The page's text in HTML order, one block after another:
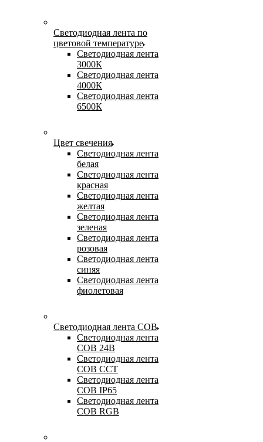
Светодиодная лента по
цветовой температуре
Светодиодная лента
3000К
Светодиодная лента
4000К
Светодиодная лента
6500К
Цвет свечения
Светодиодная лента
белая
Светодиодная лента
красная
Светодиодная лента
желтая
Светодиодная лента
зеленая
Светодиодная лента
розовая
Светодиодная лента
синяя
Светодиодная лента
фиолетовая
Светодиодная лента COB
Светодиодная лента
COB 24В
Светодиодная лента
COB CCT
Светодиодная лента
COB IP65
Светодиодная лента
COB RGB